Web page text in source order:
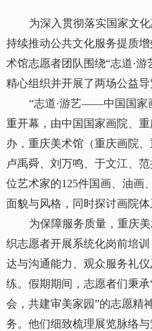
为深入贯彻落实国家文
持续推动公共文化服务提质
术馆志愿者团队围绕“志道·
精心组织并开展了两场公益导
“志道·游艺——中国国家
重开幕，由中国国家画院、
办，重庆美术馆（重庆画院
卢禹舜、刘万鸣、于文江、
位艺术家的125件国画、油画
面貌与风格，同时探讨画院体
为保障服务质量，重庆
织志愿者开展系统化岗前培
达与沟通能力、观众服务礼
练。假期期间，志愿者们秉
会，共建审美家园”的志愿精
务。他们细致梳理展览脉络